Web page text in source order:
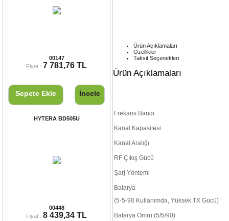
00147
Fiyat : 7 781,76 TL
Sepete Ekle İncele
HYTERA BD505U
00448
Fiyat : 8 439,34 TL
Ürün Açıklamaları
Özellikler
Taksit Seçenekleri
Ürün Açıklamaları
Frekans Bandı
Kanal Kapasitesi
Kanal Aralığı
RF Çıkış Gücü
Şarj Yöntemi
Batarya
(5-5-90 Kullanımda, Yüksek TX Gücü)
Batarya Ömrü (5/5/90)